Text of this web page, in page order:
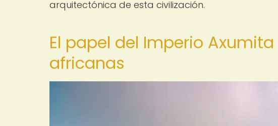
arquitectónica de esta civilización.
El papel del Imperio
africanas